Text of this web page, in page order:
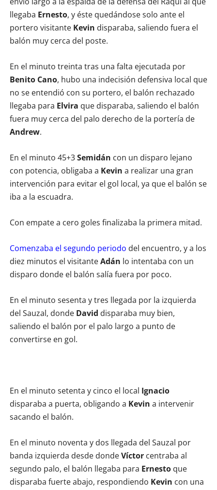
llegaba Ernesto, y éste quedándose solo ante el
portero visitante Kevin disparaba, saliendo fuera el
balón muy cerca del poste.
En el minuto treinta tras una falta ejecutada por
Benito Cano, hubo una indecisión defensiva local que
no se entendió con su portero, el balón rechazado
llegaba para Elvira que disparaba, saliendo el balón
fuera muy cerca del palo derecho de la portería de
Andrew.
En el minuto 45+3Semidán con un disparo lejano
con potencia, obligaba a Kevin a realizar una gran
intervención para evitar el gol local, ya que el balón se
iba a la escuadra.
Con empate a cero goles finalizaba la primera mitad.
Comenzaba el segundo periodo del encuentro, y a los
diez minutos el visitanteAdán lo intentaba con un
disparo donde el balón salía fuera por poco.
En el minuto sesenta y tres llegada por la izquierda
del Sauzal, donde David disparaba muy bien,
saliendo el balón por el palo largo a punto de
convertirse en gol.
En el minuto setenta y cinco el local Ignacio
disparaba a puerta, obligando a Kevin a intervenir
sacando el balón.
En el minuto noventa y dos llegada del Sauzal por
banda izquierda desde dondeVíctor centraba al
segundo palo, el balón llegaba para Ernesto que
disparaba fuerte abajo, respondiendo Kevin con una